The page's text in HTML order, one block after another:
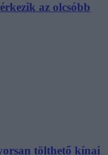
az olcsóbb
tölthető kínai